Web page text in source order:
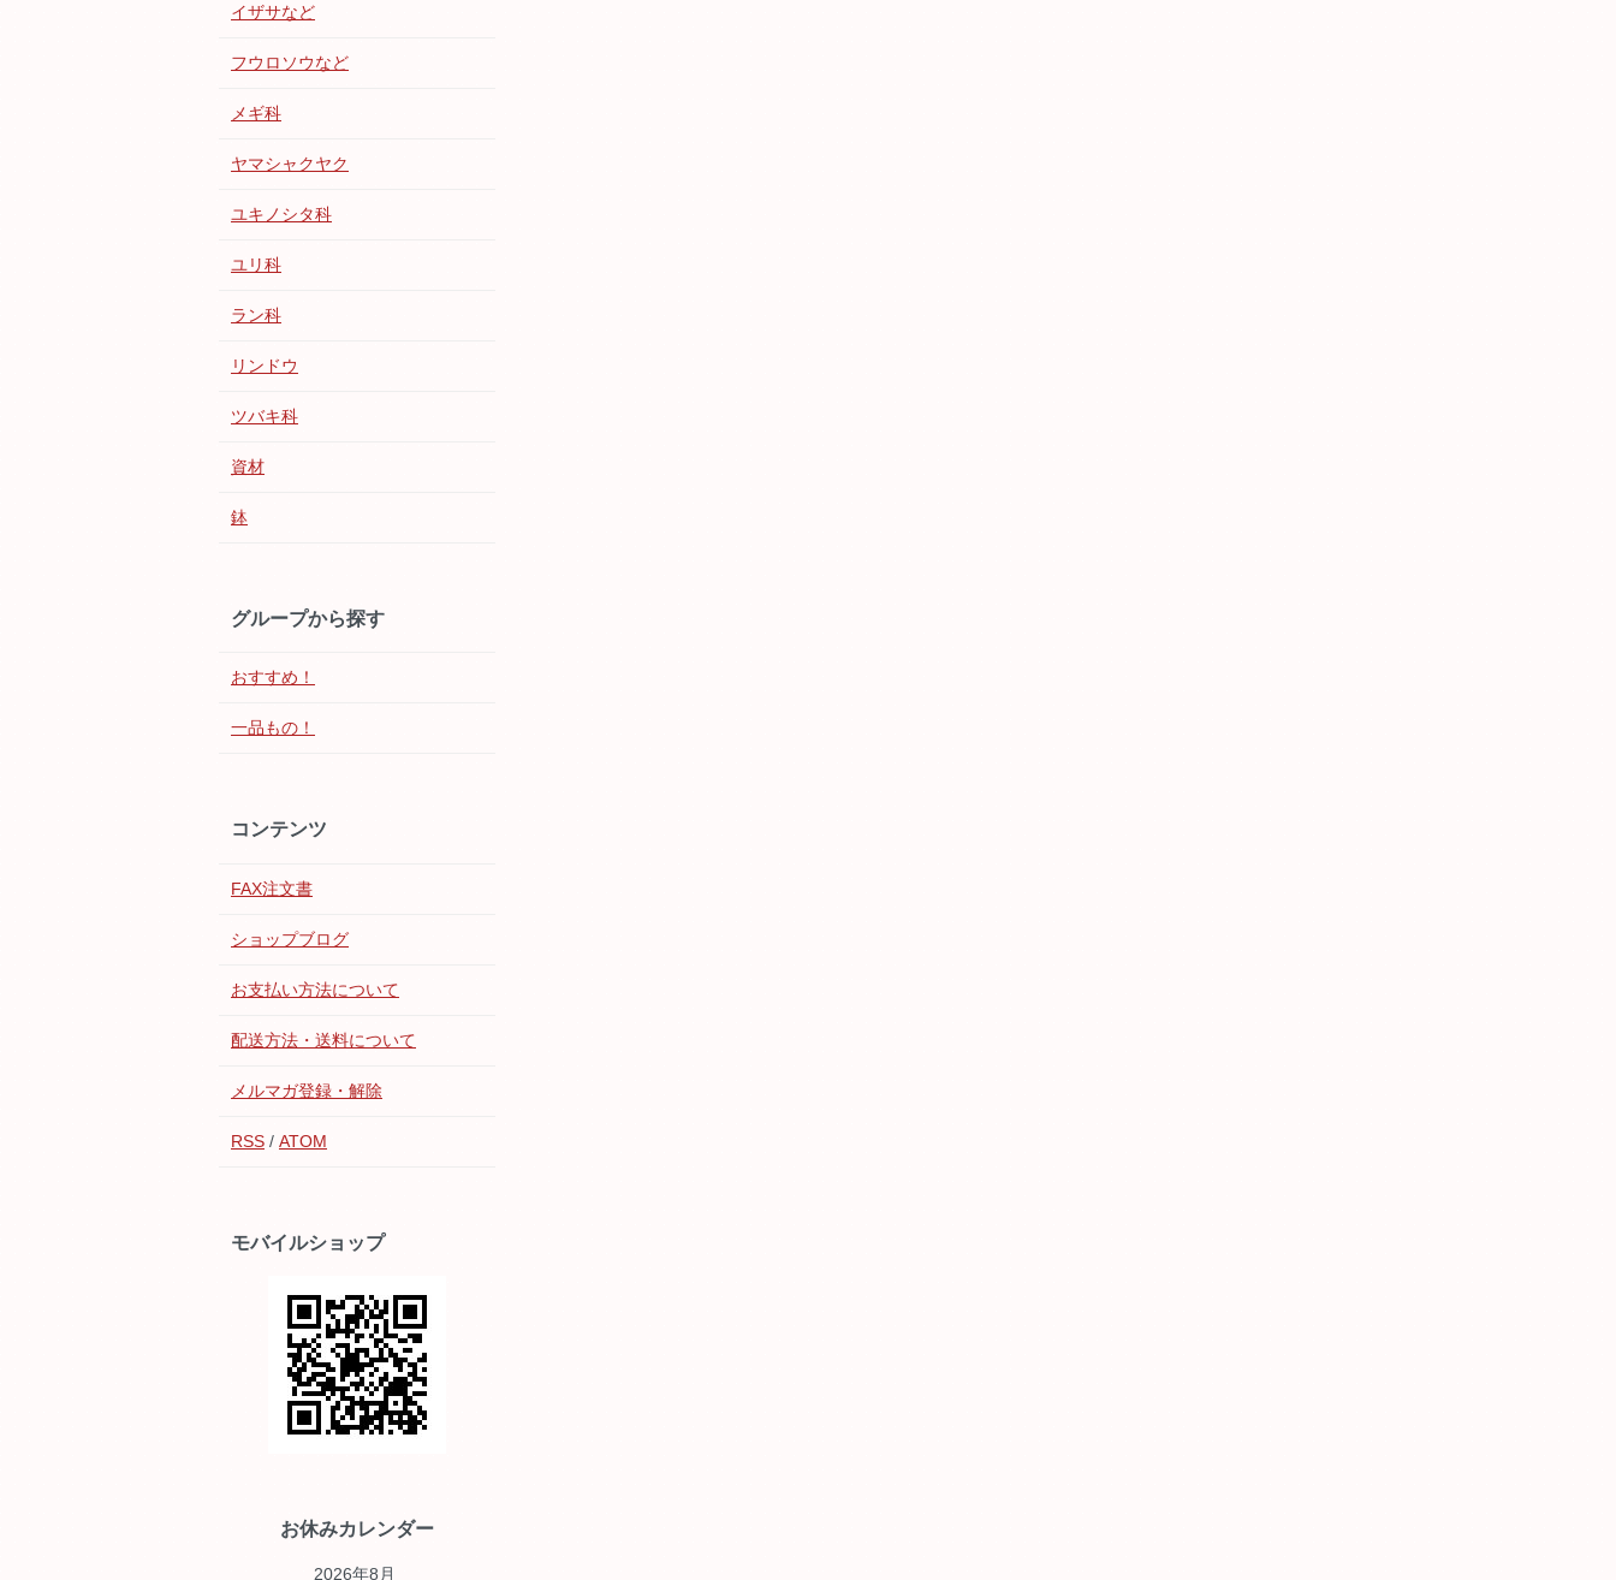
イザサなど
フウロソウなど
メギ科
ヤマシャクヤク
ユキノシタ科
ユリ科
ラン科
リンドウ
ツバキ科
資材
鉢
グループから探す
おすすめ！
一品もの！
コンテンツ
FAX注文書
ショップブログ
お支払い方法について
配送方法・送料について
メルマガ登録・解除
RSS / ATOM
モバイルショップ
お休みカレンダー
2026年8月